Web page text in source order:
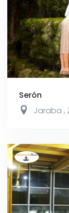
Serón
Jaraba ,